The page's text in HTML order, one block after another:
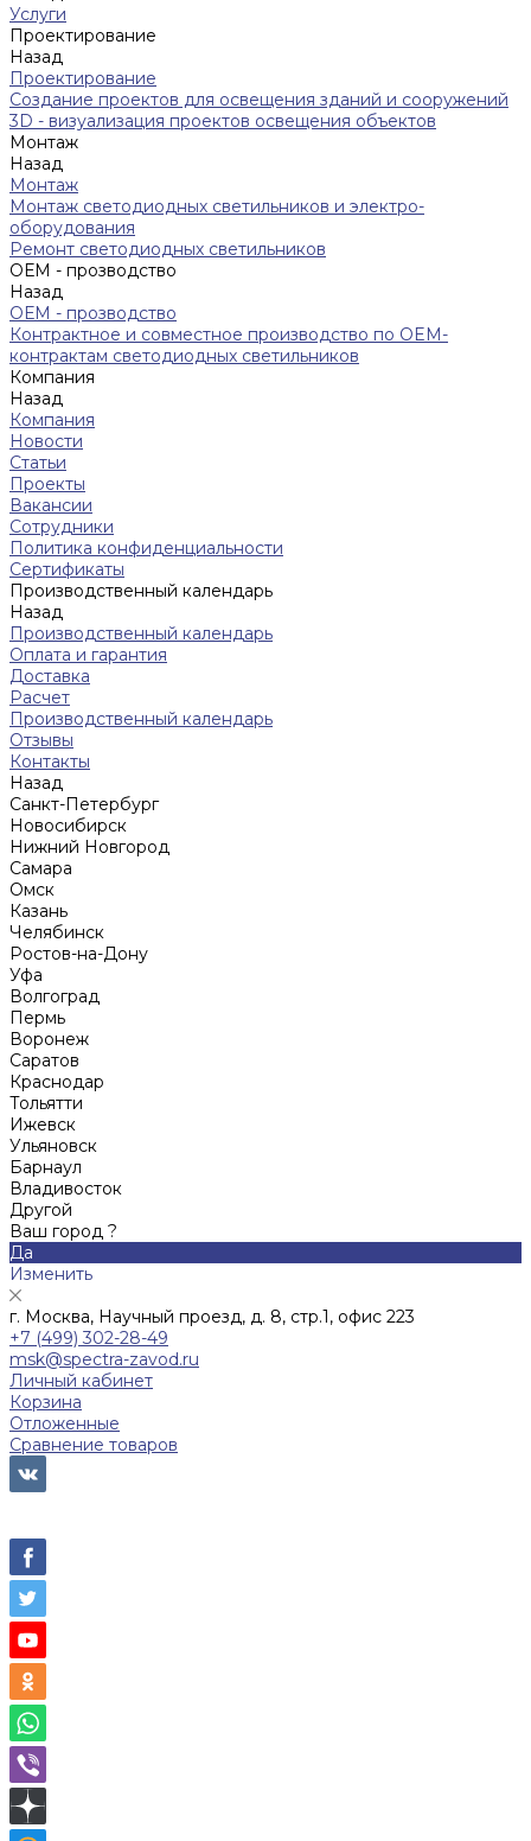
Услуги
Проектирование
Назад
Проектирование
Создание проектов для освещения зданий и сооружений
3D - визуализация проектов освещения объектов
Монтаж
Назад
Монтаж
Монтаж светодиодных светильников и электро-
оборудования
Ремонт светодиодных светильников
ОЕМ - прозводство
Назад
ОЕМ - прозводство
Контрактное и совместное производство по OEM-
контрактам светодиодных светильников
Компания
Назад
Компания
Новости
Статьи
Проекты
Вакансии
Сотрудники
Политика конфиденциальности
Сертификаты
Производственный календарь
Назад
Производственный календарь
Оплата и гарантия
Доставка
Расчет
Производственный календарь
Отзывы
Контакты
Назад
Санкт-Петербург
Новосибирск
Нижний Новгород
Cамара
Омск
Казань
Челябинск
Ростов-на-Дону
Уфа
Волгоград
Пермь
Воронеж
Саратов
Краснодар
Тольятти
Ижевск
Ульяновск
Барнаул
Владивосток
Другой
Ваш город ?
Да
Изменить
г. Москва, Научный проезд, д. 8, стр.1, офис 223
+7 (499) 302-28-49
msk@spectra-zavod.ru
Личный кабинет
Корзина
Отложенные
Сравнение товаров